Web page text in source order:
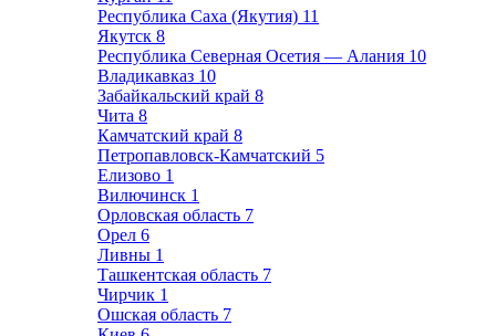
Республика Саха (Якутия) 11
Якутск 8
Республика Северная Осетия — Алания 10
Владикавказ 10
Забайкальский край 8
Чита 8
Камчатский край 8
Петропавловск-Камчатский 5
Елизово 1
Вилючинск 1
Орловская область 7
Орел 6
Ливны 1
Ташкентская область 7
Чирчик 1
Ошская область 7